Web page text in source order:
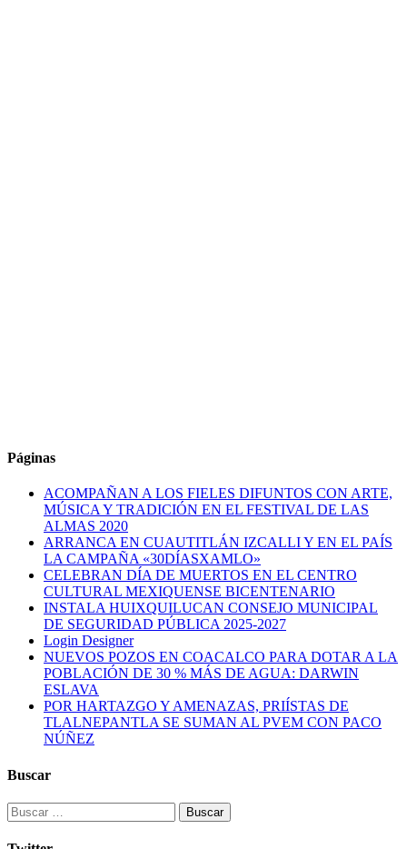
Páginas
ACOMPAÑAN A LOS FIELES DIFUNTOS CON ARTE,
MÚSICA Y TRADICIÓN EN EL FESTIVAL DE LAS
ALMAS 2020
ARRANCA EN CUAUTITLÁN IZCALLI Y EN EL PAÍS
LA CAMPAÑA «30DÍASXAMLO»
CELEBRAN DÍA DE MUERTOS EN EL CENTRO
CULTURAL MEXIQUENSE BICENTENARIO
INSTALA HUIXQUILUCAN CONSEJO MUNICIPAL
DE SEGURIDAD PÚBLICA 2025-2027
Login Designer
NUEVOS POZOS EN COACALCO PARA DOTAR A LA
POBLACIÓN DE 30 % MÁS DE AGUA: DARWIN
ESLAVA
POR HARTAZGO Y AMENAZAS, PRIÍSTAS DE
TLALNEPANTLA SE SUMAN AL PVEM CON PACO
NÚÑEZ
Buscar
Buscar: